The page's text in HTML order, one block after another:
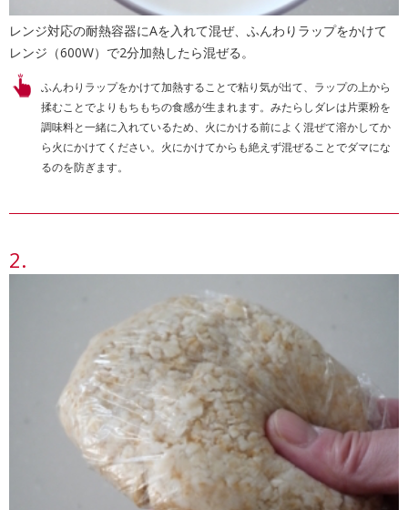
レンジ対応の耐熱容器にAを入れて混ぜ、ふんわりラップをかけて
レンジ（600W）で2分加熱したら混ぜる。
ふんわりラップをかけて加熱することで粘り気が出て、ラップの上から
揉むことでよりもちもちの食感が生まれます。みたらしダレは片栗粉を
調味料と一緒に入れているため、火にかける前によく混ぜて溶かしてか
ら火にかけてください。火にかけてからも絶えず混ぜることでダマにな
るのを防ぎます。